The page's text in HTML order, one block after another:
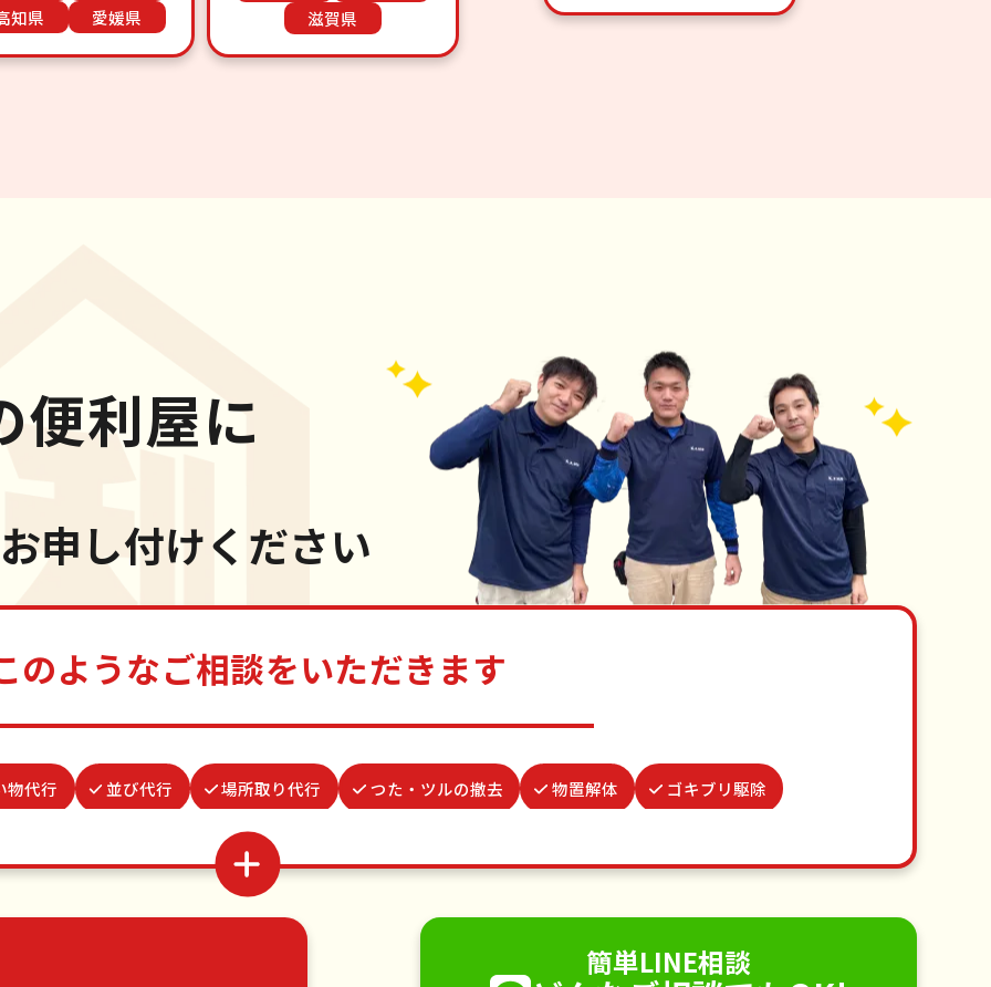
滋賀県
知県
愛媛県
便利屋に
お申し付けください
のようなご相談をいただきます
物代行 並び代行 場所取り代行 つた・ツルの撤去 物置解体 ゴキブリ駆除
水道パッキン交換
ベランダ掃除
植木の剪定 植木の伐採
簡単LINE相談